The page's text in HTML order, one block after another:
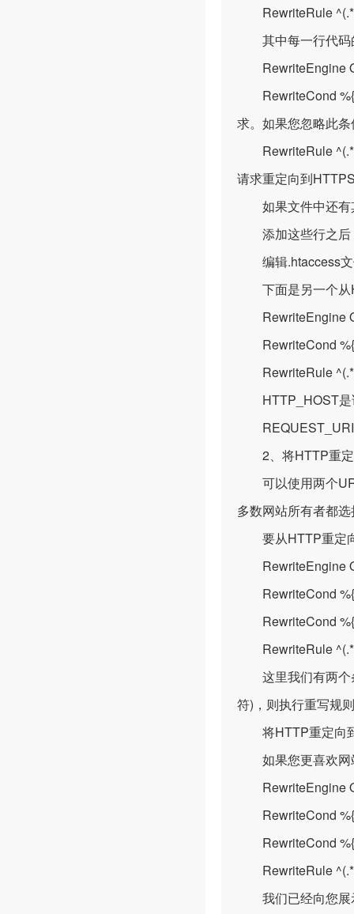
RewriteRule
其中每一行代码
RewriteEngine
RewriteCond
求。如果您忽略此
RewriteRule
请求重定向到
如果文件中还有
添加这些行之后
编辑.htaccess文
下面是另一个从
RewriteEngine
RewriteCond
RewriteRule
HTTP_HOST是
REQUEST_URI
2、将HTTP重定
可以使用两个
多数网站所有者都
要从HTTP重定向
RewriteEngine
RewriteCond
RewriteCond
RewriteRule
这里我们有两个
符)，则执行重写规
将HTTP重定向到
如果您更喜欢网
RewriteEngine
RewriteCond
RewriteCond
RewriteRule
我们已经向您展